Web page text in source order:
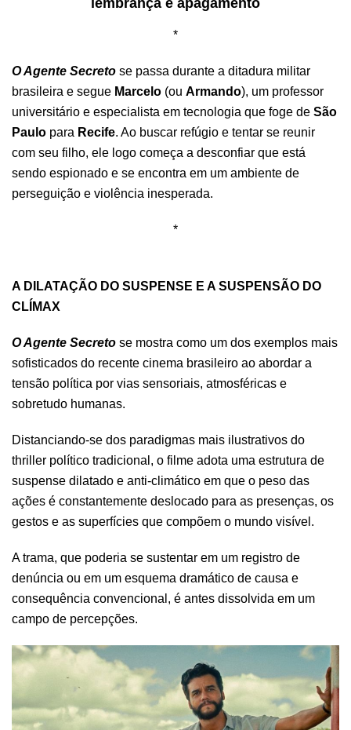
*
O Agente Secreto se passa durante a ditadura militar
brasileira e segue Marcelo (ou Armando), um professor
universitário e especialista em tecnologia que foge de São
Paulo para Recife. Ao buscar refúgio e tentar se reunir
com seu filho, ele logo começa a desconfiar que está
sendo espionado e se encontra em um ambiente de
perseguição e violência inesperada.
*
A DILATAÇÃO DO SUSPENSE E A SUSPENSÃO DO
CLÍMAX
O Agente Secreto se mostra como um dos exemplos mais
sofisticados do recente cinema brasileiro ao abordar a
tensão política por vias sensoriais, atmosféricas e
sobretudo humanas.
Distanciando-se dos paradigmas mais ilustrativos do
thriller político tradicional, o filme adota uma estrutura de
suspense dilatado e anti-climático em que o peso das
ações é constantemente deslocado para as presenças, os
gestos e as superfícies que compõem o mundo visível.
A trama, que poderia se sustentar em um registro de
denúncia ou em um esquema dramático de causa e
consequência convencional, é antes dissolvida em um
campo de percepções.